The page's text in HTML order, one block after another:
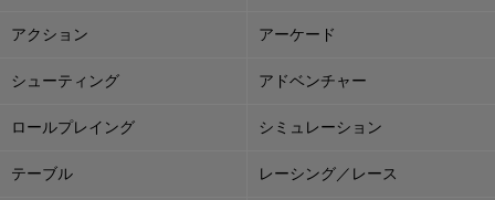
アクション アーケード
シューティング アドベンチャー
ロールプレイング シミュレーション
テーブル レーシング／レース